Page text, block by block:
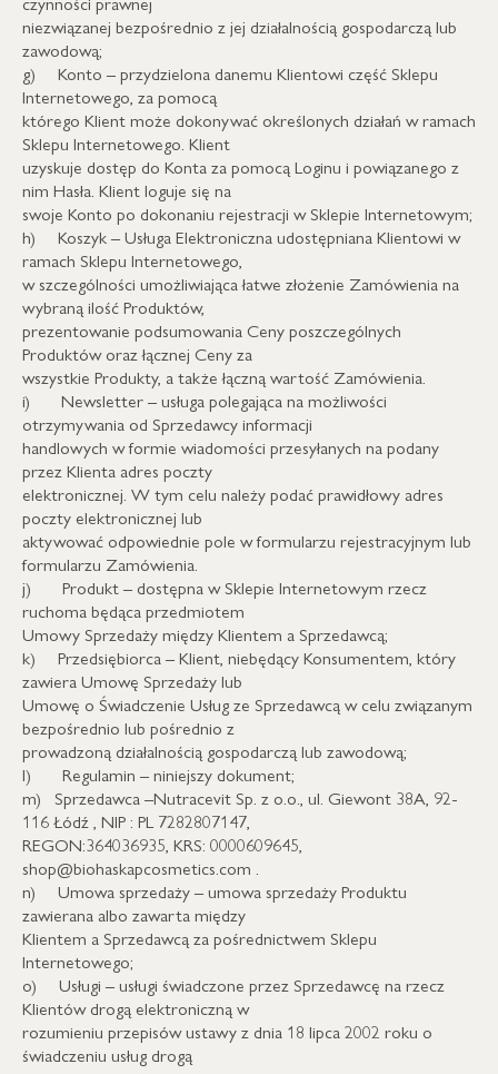
niezwiązanej bezpośrednio z jej działalnością gospodarczą lub
zawodową;
g) Konto – przydzielona danemu Klientowi część Sklepu
Internetowego, za pomocą
którego Klient może dokonywać określonych działań w ramach
Sklepu Internetowego. Klient
uzyskuje dostęp do Konta za pomocą Loginu i powiązanego z
nim Hasła. Klient loguje się na
swoje Konto po dokonaniu rejestracji w Sklepie Internetowym;
h) Koszyk – Usługa Elektroniczna udostępniana Klientowi w
ramach Sklepu Internetowego,
w szczególności umożliwiająca łatwe złożenie Zamówienia na
wybraną ilość Produktów,
prezentowanie podsumowania Ceny poszczególnych
Produktów oraz łącznej Ceny za
wszystkie Produkty, a także łączną wartość Zamówienia.
i) Newsletter – usługa polegająca na możliwości
otrzymywania od Sprzedawcy informacji
handlowych w formie wiadomości przesyłanych na podany
przez Klienta adres poczty
elektronicznej. W tym celu należy podać prawidłowy adres
poczty elektronicznej lub
aktywować odpowiednie pole w formularzu rejestracyjnym lub
formularzu Zamówienia.
j) Produkt – dostępna w Sklepie Internetowym rzecz
ruchoma będąca przedmiotem
Umowy Sprzedaży między Klientem a Sprzedawcą;
k) Przedsiębiorca – Klient, niebędący Konsumentem, który
zawiera Umowę Sprzedaży lub
Umowę o Świadczenie Usług ze Sprzedawcą w celu związanym
bezpośrednio lub pośrednio z
prowadzoną działalnością gospodarczą lub zawodową;
l) Regulamin – niniejszy dokument;
m) Sprzedawca –Nutracevit Sp. z o.o., ul. Giewont 38A, 92-
116 Łódź , NIP : PL 7282807147,
REGON:364036935, KRS: 0000609645,
shop@biohaskapcosmetics.com .
n) Umowa sprzedaży – umowa sprzedaży Produktu
zawierana albo zawarta między
Klientem a Sprzedawcą za pośrednictwem Sklepu
Internetowego;
o) Usługi – usługi świadczone przez Sprzedawcę na rzecz
Klientów drogą elektroniczną w
rozumieniu przepisów ustawy z dnia 18 lipca 2002 roku o
świadczeniu usług drogą